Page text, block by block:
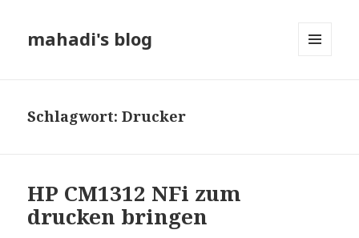
mahadi's blog
Schlagwort:Drucker
HP CM1312 NFi zum
drucken bringen